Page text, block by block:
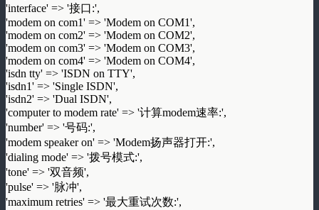
'interface' => '接口:',
'modem on com1' => 'Modem on COM1',
'modem on com2' => 'Modem on COM2',
'modem on com3' => 'Modem on COM3',
'modem on com4' => 'Modem on COM4',
'isdn tty' => 'ISDN on TTY',
'isdn1' => 'Single ISDN',
'isdn2' => 'Dual ISDN',
'computer to modem rate' => '计算modem速率:',
'number' => '号码:',
'modem speaker on' => 'Modem扬声器打开:',
'dialing mode' => '拨号模式:',
'tone' => '双音频',
'pulse' => '脉冲',
'maximum retries' => '最大重试次数:',